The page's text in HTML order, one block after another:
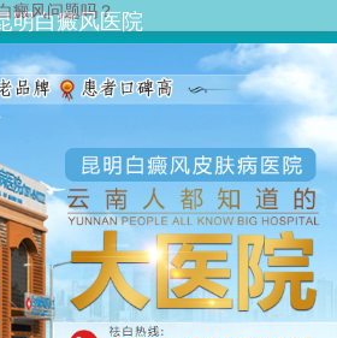
明白癜风医院
约挂号平台！
癜风问题吗？